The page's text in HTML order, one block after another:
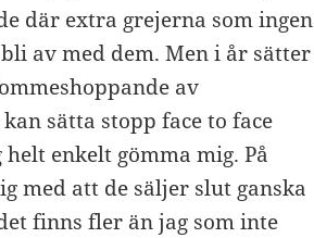
där extra grejerna som ingen
av med dem. Men i år sätter
av
sätta stopp face to face
enkelt gömma mig. På
med att de säljer slut ganska
finns fler än jag som inte